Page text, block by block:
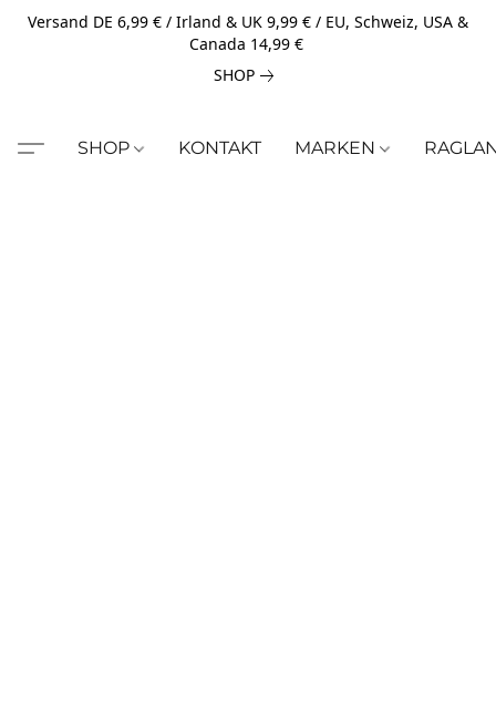
Versand DE 6,99 € / Irland & UK 9,99 € / EU, Schweiz, USA &
Canada 14,99 €
SHOP
SHOP KONTAKT MARKEN